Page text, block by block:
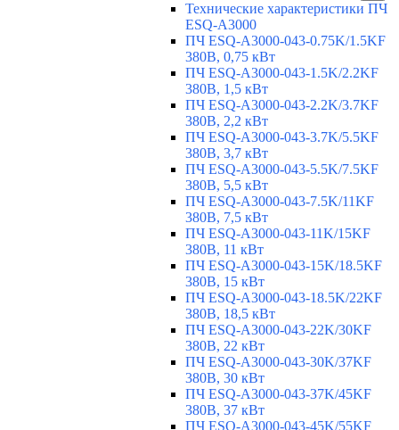
Технические характеристики ПЧ
ESQ-A3000
ПЧ ESQ-A3000-043-0.75K/1.5KF
380В, 0,75 кВт
ПЧ ESQ-A3000-043-1.5K/2.2KF
380В, 1,5 кВт
ПЧ ESQ-A3000-043-2.2K/3.7KF
380В, 2,2 кВт
ПЧ ESQ-A3000-043-3.7K/5.5KF
380В, 3,7 кВт
ПЧ ESQ-A3000-043-5.5K/7.5KF
380В, 5,5 кВт
ПЧ ESQ-A3000-043-7.5K/11KF
380В, 7,5 кВт
ПЧ ESQ-A3000-043-11K/15KF
380В, 11 кВт
ПЧ ESQ-A3000-043-15K/18.5KF
380В, 15 кВт
ПЧ ESQ-A3000-043-18.5K/22KF
380В, 18,5 кВт
ПЧ ESQ-A3000-043-22K/30KF
380В, 22 кВт
ПЧ ESQ-A3000-043-30K/37KF
380В, 30 кВт
ПЧ ESQ-A3000-043-37K/45KF
380В, 37 кВт
ПЧ ESQ-A3000-043-45K/55KF